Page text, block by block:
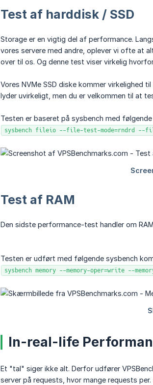
Test af harddisk / SSD
Storage er en vigtig del af performance.
vores servere med andre, oplever vi ofte at
over til os. Og denne test viser virkelig
Vores NVMe SSD diske kommer virkelighed
lyder uvirkeligt, men du er velkommen til at
Testen er baseret på sysbench med
sysbench fileio --file-test-mode=rndrd --
Test af RAM
Den sidste performance-test handler om
Testen er udført med følgende sysbench
sysbench memory --memory-oper=write --
In-real-life
Et "tal" siger ikke alt. Derfor udfører
server på requests, hvor mange requests